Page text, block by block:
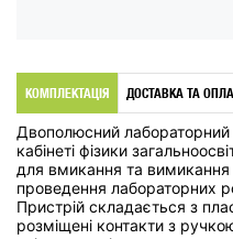
КОМПЛЕКТАЦІЯ ДОСТАВКА ТА
Двополюсний
кабінеті фізики
для вмикання та вимикання
проведення лабораторних
Пристрій складається з
розміщені контакти з